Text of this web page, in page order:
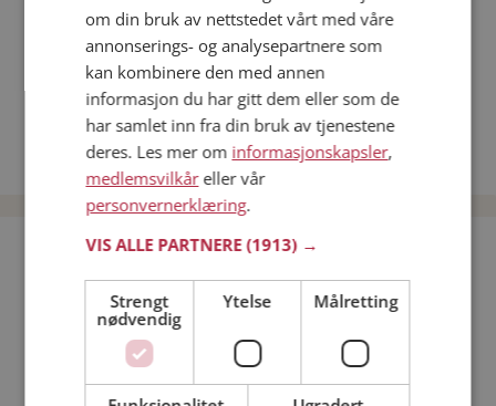
Fler single
Flere singlekvinner fra Bærum:Tove,Helen
Menn fra Bærum
Date kvinner i Norge
Date menn i Norge
Bli medlem gratis!
Jeg er en:
om din bruk av nettstedet vårt med våre
annonserings- og analysepartnere som
kan kombinere den med annen
informasjon du har gitt dem eller som de
har samlet inn fra din bruk av tjenestene
deres. Les mer om informasjonskapsler,
medlemsvilkåreller vår
personvernerklæring.
VIS ALLE PARTNERE(1913) →
Strengt
nødvendig
Ytelse Målretting